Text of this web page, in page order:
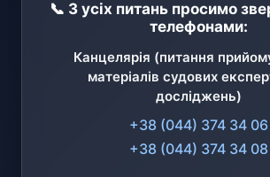
📞 З усіх питань просимо
телефонами:
Канцелярія (питання
матеріалів судових
досліджень)
+38 (044) 374 34 06
+38 (044) 374 34 08